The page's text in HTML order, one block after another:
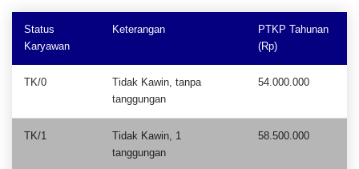
Status
Karyawan
Keterangan
PTKP Tahunan
(Rp)
TK/0
Tidak Kawin, tanpa
tanggungan
54.000.000
TK/1
Tidak Kawin, 1
tanggungan
58.500.000